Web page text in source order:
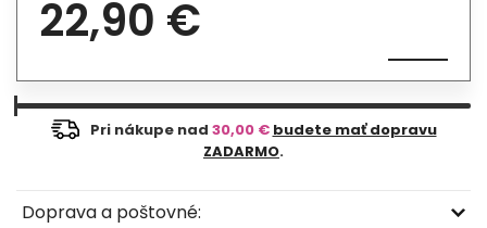
22,90 €
Pri nákupe nad 30,00 € budete mať dopravu
ZADARMO.
Doprava a poštovné: